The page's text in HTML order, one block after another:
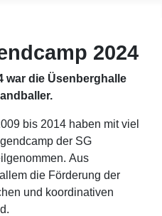
2024
war die Üsenberghalle
bis 2014 haben mit viel
der SG
Aus
die Förderung der
und koordinativen